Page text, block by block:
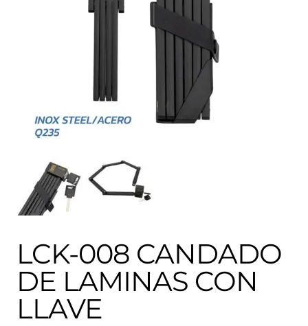
LCK-008 CANDADO
DE LAMINAS CON
LLAVE